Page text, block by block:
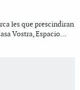
les que prescindiran
Vostra, Espacio...